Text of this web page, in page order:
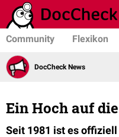
Community Flexikon
DocCheck News
Ein Hoch auf
Seit 1981 ist es